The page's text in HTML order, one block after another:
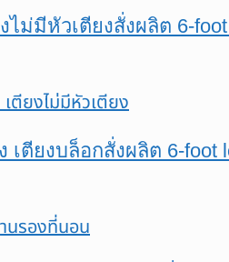
ม่มีหัวเตียงสั่งผลิต 6-
ตียงบล็อกสั่งผลิต 6-foot